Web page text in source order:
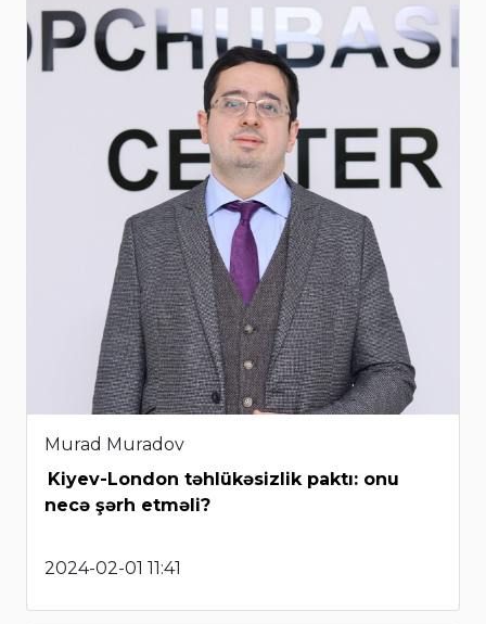
Murad Muradov
Kiyev-London təhlükəsizlik paktı: onu
necə şərh etməli?
2024-02-01 11:41